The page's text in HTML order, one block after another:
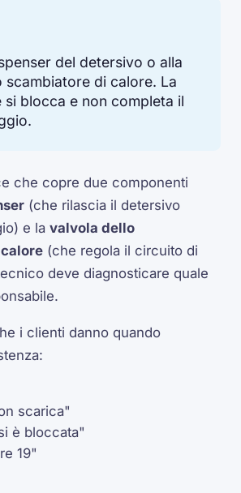
del detersivo o alla
scambiatore di calore. La
si blocca e non completa il
che copre due componenti
(che rilascia il detersivo
e lavalvola dello
(che regola il circuito di
deve diagnosticare quale
i clienti danno quando
scarica"
è bloccata"
19"